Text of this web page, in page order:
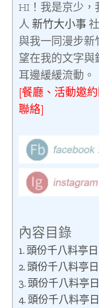
HI！我是京少，
人 新竹大小事
與我一同漫步新
望在我的文字與
耳邊緩緩流動。
[餐廳、活動邀
聯絡]
內容目錄
頭份千八料亭
頭份千八料亭
頭份千八料亭
頭份千八料亭